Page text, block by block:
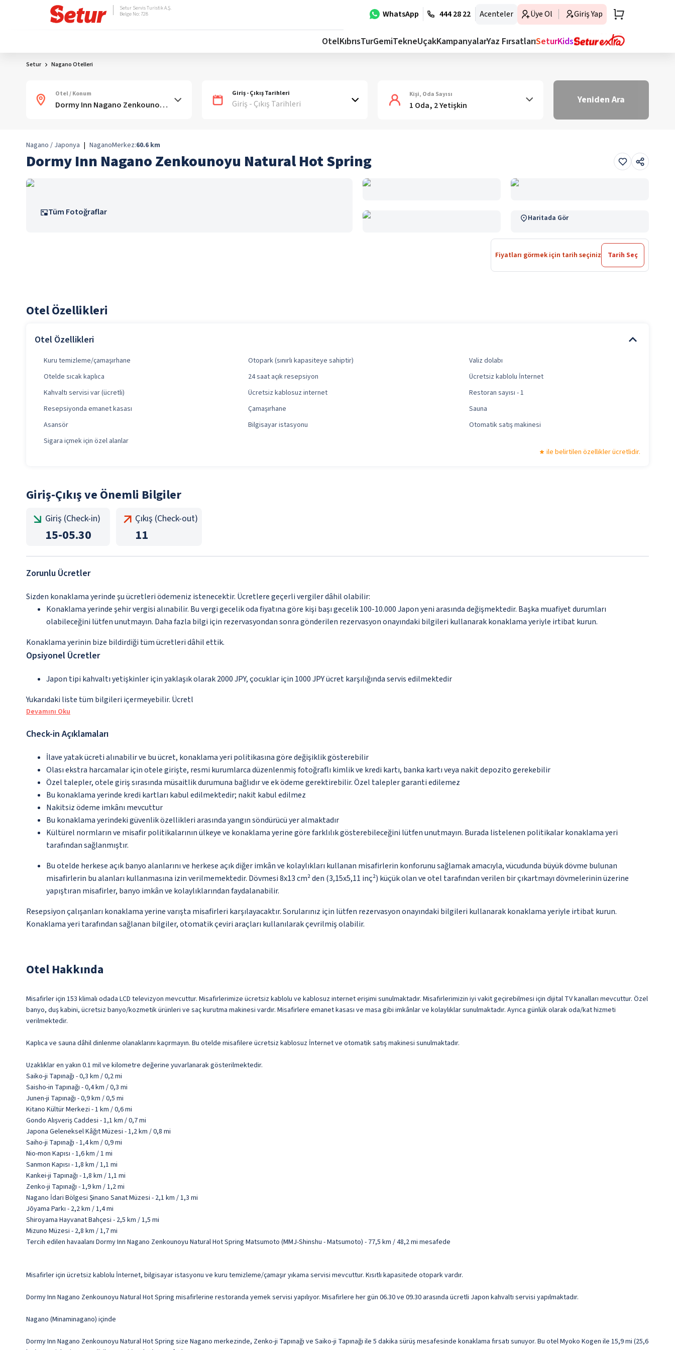
WhatsApp 444 28 22 Acenteler Üye Ol Giriş Yap
Setur Servis Turistik A.Ş.
Belge No: 728
OtelKıbrısTurGemiTekneUçakKampanyalarYaz FırsatlarıSeturKids
Setur Nagano Otelleri
Otel / Konum Giriş - Çıkış Tarihleri
Giriş - Çıkış Tarihleri
Kişi, Oda Sayısı
1 Oda, 2 Yetişkin Yeniden Ara
Nagano / Japonya | NaganoMerkez:60.6 km
Dormy Inn Nagano Zenkounoyu Natural Hot Spring
Tüm Fotoğraflar
Haritada Gör
Fiyatları görmek için tarih seçiniz Tarih Seç
Otel Özellikleri
Otel Özellikleri
Kuru temizleme/çamaşırhane Otopark (sınırlı kapasiteye sahiptir)
Valiz dolabı
Otelde sıcak kaplıca
24 saat açık resepsiyon
Ücretsiz kablolu İnternet
Kahvaltı servisi var (ücretli)
Ücretsiz kablosuz internet
Restoran sayısı - 1
Resepsiyonda emanet kasası
Çamaşırhane
Sauna
Asansör
Bilgisayar istasyonu
Otomatik satış makinesi
Sigara içmek için özel alanlar
ile belirtilen özellikler ücretlidir.
Giriş-Çıkış ve Önemli Bilgiler
Giriş (Check-in)
15-05.30
Çıkış (Check-out)
11
Zorunlu Ücretler
Sizden konaklama yerinde şu ücretleri ödemeniz istenecektir. Ücretlere geçerli vergiler dâhil olabilir:
Konaklama yerinde şehir vergisi alınabilir. Bu vergi gecelik oda fiyatına göre kişi başı gecelik 100-10.000 Japon yeni arasında değişmektedir. Başka muafiyet durumları
olabileceğini lütfen unutmayın. Daha fazla bilgi için rezervasyondan sonra gönderilen rezervasyon onayındaki bilgileri kullanarak konaklama yeriyle irtibat kurun.
Konaklama yerinin bize bildirdiği tüm ücretleri dâhil ettik.
Opsiyonel Ücretler
Japon tipi kahvaltı yetişkinler için yaklaşık olarak 2000 JPY, çocuklar için 1000 JPY ücret karşılığında servis edilmektedir
Yukarıdaki liste tüm bilgileri içermeyebilir. Ücretl
Devamını Oku
Check-in Açıklamaları
İlave yatak ücreti alınabilir ve bu ücret, konaklama yeri politikasına göre değişiklik gösterebilir
Olası ekstra harcamalar için otele girişte, resmi kurumlarca düzenlenmiş fotoğraflı kimlik ve kredi kartı, banka kartı veya nakit depozito gerekebilir
Özel talepler, otele giriş sırasında müsaitlik durumuna bağlıdır ve ek ödeme gerektirebilir. Özel talepler garanti edilemez
Bu konaklama yerinde kredi kartları kabul edilmektedir; nakit kabul edilmez
Nakitsiz ödeme imkânı mevcuttur
Bu konaklama yerindeki güvenlik özellikleri arasında yangın söndürücü yer almaktadır
Kültürel normların ve misafir politikalarının ülkeye ve konaklama yerine göre farklılık gösterebileceğini lütfen unutmayın. Burada listelenen politikalar konaklama yeri
tarafından sağlanmıştır.
Bu otelde herkese açık banyo alanlarını ve herkese açık diğer imkân ve kolaylıkları kullanan misafirlerin konforunu sağlamak amacıyla, vücudunda büyük dövme bulunan
misafirlerin bu alanları kullanmasına izin verilmemektedir. Dövmesi 8x13 cm² den (3,15x5,11 inç²) küçük olan ve otel tarafından verilen bir çıkartmayı dövmelerinin üzerine
yapıştıran misafirler, banyo imkân ve kolaylıklarından faydalanabilir.
Resepsiyon çalışanları konaklama yerine varışta misafirleri karşılayacaktır. Sorularınız için lütfen rezervasyon onayındaki bilgileri kullanarak konaklama yeriyle irtibat kurun.
Konaklama yeri tarafından sağlanan bilgiler, otomatik çeviri araçları kullanılarak çevrilmiş olabilir.
Otel Hakkında
Misafirler için 153 klimalı odada LCD televizyon mevcuttur. Misafirlerimize ücretsiz kablolu ve kablosuz internet erişimi sunulmaktadır. Misafirlerimizin iyi vakit geçirebilmesi için dijital TV kanalları mevcuttur. Özel
banyo, duş kabini, ücretsiz banyo/kozmetik ürünleri ve saç kurutma makinesi vardır. Misafirlere emanet kasası ve masa gibi imkânlar ve kolaylıklar sunulmaktadır. Ayrıca günlük olarak oda/kat hizmeti
verilmektedir.
Kaplıca ve sauna dâhil dinlenme olanaklarını kaçırmayın. Bu otelde misafilere ücretsiz kablosuz İnternet ve otomatik satış makinesi sunulmaktadır.
Uzaklıklar en yakın 0.1 mil ve kilometre değerine yuvarlanarak gösterilmektedir.
Saiko-ji Tapınağı - 0,3 km / 0,2 mi
Saisho-in Tapınağı - 0,4 km / 0,3 mi
Junen-ji Tapınağı - 0,9 km / 0,5 mi
Kitano Kültür Merkezi - 1 km / 0,6 mi
Gondo Alışveriş Caddesi - 1,1 km / 0,7 mi
Japona Geleneksel Kâğıt Müzesi - 1,2 km / 0,8 mi
Saiho-ji Tapınağı - 1,4 km / 0,9 mi
Nio-mon Kapısı - 1,6 km / 1 mi
Sanmon Kapısı - 1,8 km / 1,1 mi
Kankei-ji Tapınağı - 1,8 km / 1,1 mi
Zenko-ji Tapınağı - 1,9 km / 1,2 mi
Nagano İdari Bölgesi Şinano Sanat Müzesi - 2,1 km / 1,3 mi
Jōyama Parkı - 2,2 km / 1,4 mi
Shiroyama Hayvanat Bahçesi - 2,5 km / 1,5 mi
Mizuno Müzesi - 2,8 km / 1,7 mi
Tercih edilen havaalanı Dormy Inn Nagano Zenkounoyu Natural Hot Spring Matsumoto (MMJ-Shinshu - Matsumoto) - 77,5 km / 48,2 mi mesafede
Misafirler için ücretsiz kablolu İnternet, bilgisayar istasyonu ve kuru temizleme/çamaşır yıkama servisi mevcuttur. Kısıtlı kapasitede otopark vardır.
Dormy Inn Nagano Zenkounoyu Natural Hot Spring misafirlerine restoranda yemek servisi yapılıyor. Misafirlere her gün 06.30 ve 09.30 arasında ücretli Japon kahvaltı servisi yapılmaktadır.
Nagano (Minaminagano) içinde
Dormy Inn Nagano Zenkounoyu Natural Hot Spring size Nagano merkezinde, Zenko-ji Tapınağı ve Saiko-ji Tapınağı ile 5 dakika sürüş mesafesinde konaklama fırsatı sunuyor. Bu otel Myoko Kogen ile 15,9 mi (25,6